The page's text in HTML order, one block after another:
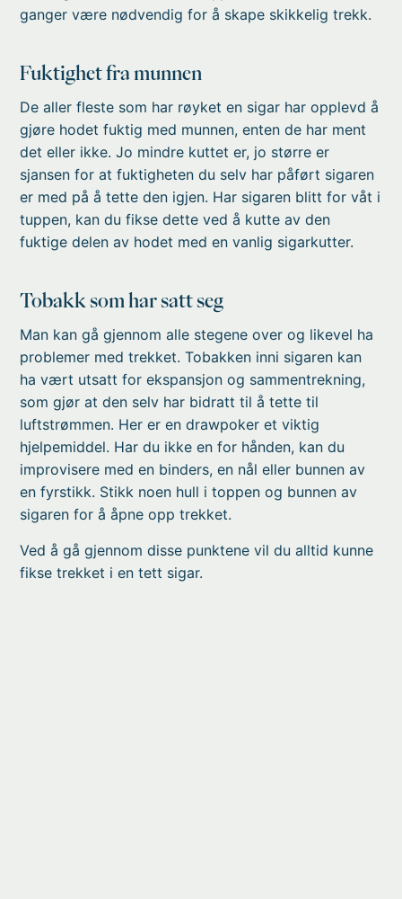
ganger være nødvendig for å skape skikkelig trekk.
Fuktighet fra munnen
De aller fleste som har røyket en sigar har opplevd å
gjøre hodet fuktig med munnen, enten de har ment
det eller ikke. Jo mindre kuttet er, jo større er
sjansen for at fuktigheten du selv har påført sigaren
er med på å tette den igjen. Har sigaren blitt for våt i
tuppen, kan du fikse dette ved å kutte av den
fuktige delen av hodet med en vanlig sigarkutter.
Tobakk som har satt seg
Man kan gå gjennom alle stegene over og likevel ha
problemer med trekket. Tobakken inni sigaren kan
ha vært utsatt for ekspansjon og sammentrekning,
som gjør at den selv har bidratt til å tette til
luftstrømmen. Her er en drawpoker et viktig
hjelpemiddel. Har du ikke en for hånden, kan du
improvisere med en binders, en nål eller bunnen av
en fyrstikk. Stikk noen hull i toppen og bunnen av
sigaren for å åpne opp trekket.
Ved å gå gjennom disse punktene vil du alltid kunne
fikse trekket i en tett sigar.